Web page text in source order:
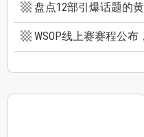
盘点12部引爆话题的黄游改编
WSOP线上赛赛程公布，这